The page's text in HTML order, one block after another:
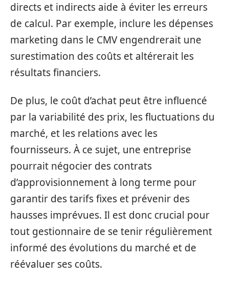
directs et indirects aide à éviter les erreurs
de calcul. Par exemple, inclure les dépenses
marketing dans le CMV engendrerait une
surestimation des coûts et altérerait les
résultats financiers.
De plus, le coût d’achat peut être influencé
par la variabilité des prix, les fluctuations du
marché, et les relations avec les
fournisseurs. À ce sujet, une entreprise
pourrait négocier des contrats
d’approvisionnement à long terme pour
garantir des tarifs fixes et prévenir des
hausses imprévues. Il est donc crucial pour
tout gestionnaire de se tenir régulièrement
informé des évolutions du marché et de
réévaluer ses coûts.